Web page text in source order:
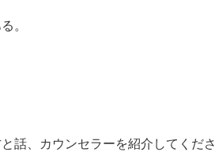
。
話、カウンセラーを紹介してくださ